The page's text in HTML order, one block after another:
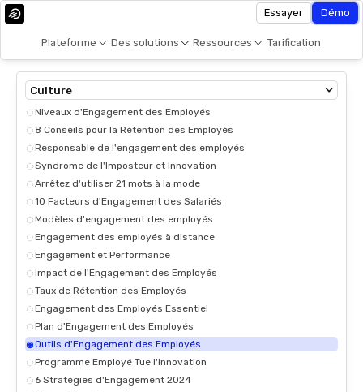
Plateforme Des solutions Ressources Tarification
Essayer Démo
Culture
Niveaux d'Engagement des Employés
8 Conseils pour la Rétention des Employés
Responsable de l'engagement des employés
Syndrome de l'Imposteur et Innovation
Arrêtez d'utiliser 21 mots à la mode
10 Facteurs d'Engagement des Salariés
Modèles d'engagement des employés
Engagement des employés à distance
Engagement et Performance
Impact de l'Engagement des Employés
Taux de Rétention des Employés
Engagement des Employés Essentiel
Plan d'Engagement des Employés
Outils d'Engagement des Employés
Programme Employé Tue l'Innovation
6 Stratégies d'Engagement 2024